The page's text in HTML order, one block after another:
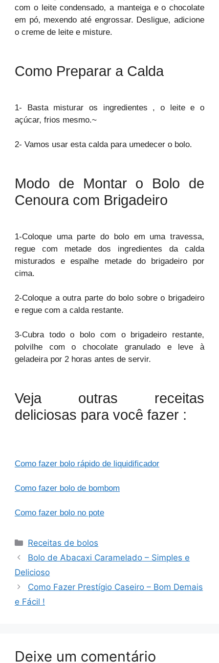
com o leite condensado, a manteiga e o chocolate
em pó, mexendo até engrossar. Desligue, adicione
o creme de leite e misture.
Como Preparar a Calda
1- Basta misturar os ingredientes , o leite e o
açúcar, frios mesmo.~
2- Vamos usar esta calda para umedecer o bolo.
Modo de Montar o Bolo de
Cenoura com Brigadeiro
1-Coloque uma parte do bolo em uma travessa,
regue com metade dos ingredientes da calda
misturados e espalhe metade do brigadeiro por
cima.
2-Coloque a outra parte do bolo sobre o brigadeiro
e regue com a calda restante.
3-Cubra todo o bolo com o brigadeiro restante,
polvilhe com o chocolate granulado e leve à
geladeira por 2 horas antes de servir.
Veja outras receitas
deliciosas para você fazer :
Como fazer bolo rápido de liquidificador
Como fazer bolo de bombom
Como fazer bolo no pote
Categorias
Receitas de bolos
Bolo de Abacaxi Caramelado – Simples e
Delicioso
Como Fazer Prestígio Caseiro – Bom Demais
e Fácil !
Deixe um comentário